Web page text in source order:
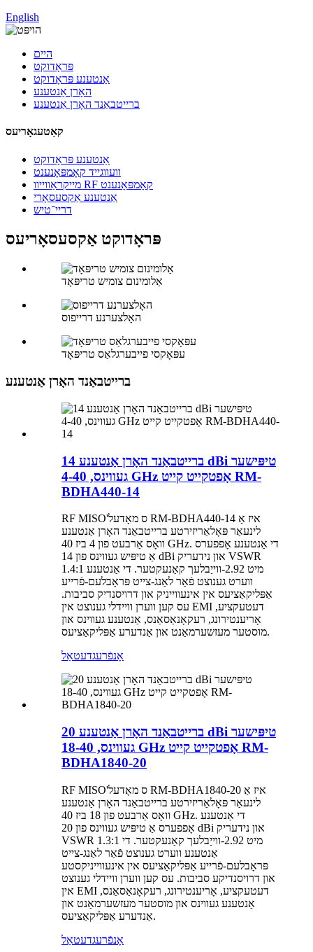
English
היים
פּראָדוקט
אַנטענע פּראָדוקט
האָרן אַנטענע
ברייטבאַנד האָרן אַנטענע
קאַטעגאָריעס
אַנטענע פּראָדוקט
וועווגייד קאָמפּאָנענט
מייקראַווייוו RF קאָמפּאָנענט
אַנטענע אַקסעסאָרי
דריי־טיש
פּראָדוקט אַקסעסאָריעס
אַלומינום צומיש טריפּאָד
האָלצערנע דרייפוס
עפּאָקסי פייבערגלאַס טריפּאָד
ברייטבאַנד האָרן אַנטענע
ברייטבאַנד האָרן אַנטענע 14 dBi טיפּישער
געווינס, 4-40 GHz אָפטקייט קייט RM-
BDHA440-14
RF MISO'ס מאָדעל RM-BDHA440-14 איז אַ
לינעאַר פּאָלאַריזירטע ברייטבאַנד האָרן אַנטענע
וואָס אַרבעט פון 4 ביז 40 GHz. די אַנטענע אָפפערס
אַ טיפּיש געווינס פון 14 dBi און נידעריק VSWR
1.4:1 מיט 2.92-ווייַבלעך קאַנעקטער. די אַנטענע
ווערט גענוצט פֿאַר לאַנג-צייט פּראָבלעם-פֿרייע
אַפּליקאַציעס אין אינעווייניק און דרויסנדיק סביבות.
עס קען ווערן וויידלי גענוצט אין EMI דעטעקציע,
אָריענטירונג, רעקאָנאַסאַנס, אַנטענע געווינס און
מוסטער מעזשערמאַנט און אַנדערע אַפּליקאַציעס.
אָנפֿרעגדעטאַל
ברייטבאַנד האָרן אַנטענע 20 dBi טיפּישער
געווינס, 18-40 GHz אָפטקייט קייט RM-
BDHA1840-20
RF MISO'ס מאָדעל RM-BDHA1840-20 איז אַ
לינעאַר פּאָלאַריזירטע ברייטבאַנד האָרן אַנטענע
וואָס אַרבעט פון 18 ביז 40 GHz. די אַנטענע
אָפפערס אַ טיפּיש געווינס פון 20 dBi און נידעריק
VSWR 1.3:1 מיט 2.92-ווייַבלעך קאַנעקטער. די
אַנטענע ווערט גענוצט פֿאַר לאַנג-צייט
פּראָבלעם-פֿרייע אַפּליקאַציעס אין אינעווייניקסטע
און דרויסנדיקע סביבות. עס קען ווערן וויידלי גענוצט
אין EMI דעטעקציע, אָריענטירונג, רעקאָנאַסאַנס,
אַנטענע געווינס און מוסטער מעזשערמאַנט און
אַנדערע אַפּליקאַציעס.
אָנפֿרעגדעטאַל